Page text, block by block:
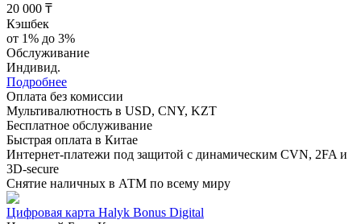
20 000 ₸
Кэшбек
от 1% до 3%
Обслуживание
Индивид.
Подробнее
Оплата без комиссии
Мультивалютность в USD, CNY, KZT
Бесплатное обслуживание
Быстрая оплата в Китае
Интернет-платежи под защитой c динамическим CVN, 2FA и
3D-secure
Снятие наличных в АТМ по всему миру
Цифровая карта Halyk Bonus Digital